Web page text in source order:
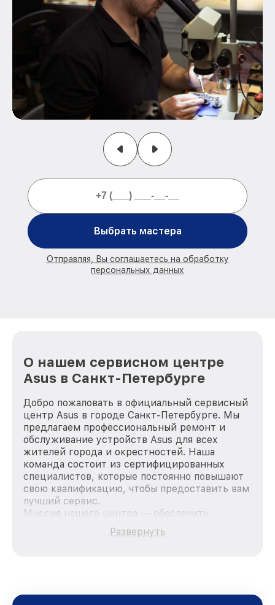
Выбрать мастера
Отправляя, Вы соглашаетесь на обработку
персональных данных
О нашем сервисном центре
Asus в Санкт-Петербурге
Добро пожаловать в официальный сервисный
центр Asus в городе Санкт-Петербурге. Мы
предлагаем профессиональный ремонт и
обслуживание устройств Asus для всех
жителей города и окрестностей. Наша
команда состоит из сертифицированных
специалистов, которые постоянно повышают
свою квалификацию, чтобы предоставить вам
лучший сервис.
Миссия нашего центра — обеспечить
качественный и доступный ремонт для
каждого пользователя продукции Asus, вне
Развернуть